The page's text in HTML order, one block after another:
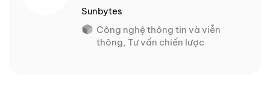
Sunbytes
Công nghệ thông tin và viễn
thông, Tư vấn chiến lược